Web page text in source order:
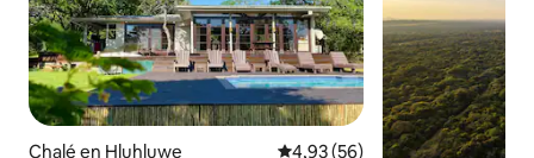
Chalé en Hluhluwe Calificación promedio: 4,93 de
4,93 (56)